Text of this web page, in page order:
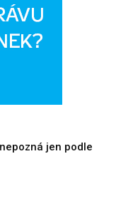
jen podle